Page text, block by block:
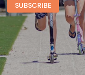
SUBSCRIBE